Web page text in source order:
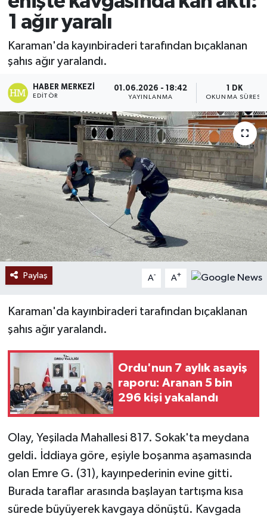
1 ağır yaralı
Karaman'da kayınbiraderi tarafından bıçaklanan
şahıs ağır yaralandı.
HABER MERKEZI
EDITÖR
01.06.2026 - 18:42
YAYINLANMA
1 DK
OKUNMA SÜRESI
Paylaş A- A+
Karaman'da kayınbiraderi tarafından bıçaklanan
şahıs ağır yaralandı.
Ordu'nun 7 aylık asayiş
raporu: Aranan 5 bin
296 kişi yakalandı
Olay, Yeşilada Mahallesi 817. Sokak'ta meydana
geldi. İddiaya göre, eşiyle boşanma aşamasında
olan Emre G. (31), kayınpederinin evine gitti.
Burada taraflar arasında başlayan tartışma kısa
sürede büyüyerek kavgaya dönüştü. Kavgada
Ekonomi
Sağlık
Tokat Haber